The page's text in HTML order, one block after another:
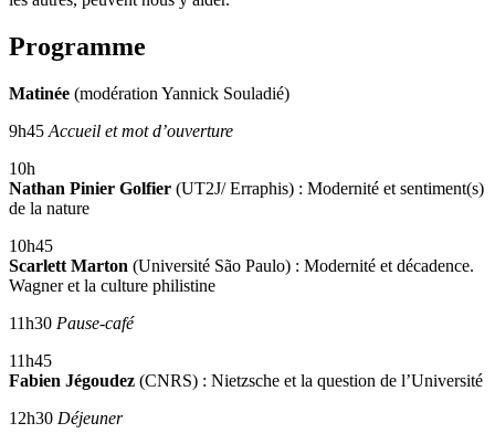
Programme
Matinée (modération Yannick Souladié)
9h45 Accueil et mot d’ouverture
10h
Nathan Pinier Golfier (UT2J/ Erraphis) : Modernité et sentiment(s)
de la nature
10h45
Scarlett Marton (Université São Paulo) : Modernité et décadence.
Wagner et la culture philistine
11h30 Pause-café
11h45
Fabien Jégoudez (CNRS) : Nietzsche et la question de l’Université
12h30 Déjeuner